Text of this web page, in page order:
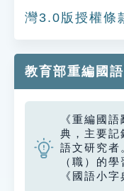
灣3.0版授權條
教育部重編國
《重編國
典，主要記
語文研究者
（職）的
《國語小